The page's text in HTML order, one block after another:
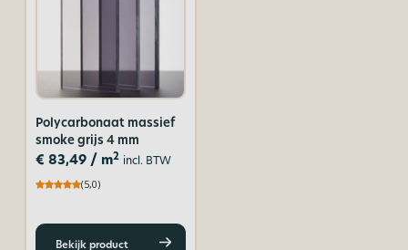
Polycarbonaat massief
smoke grijs 4 mm
€ 83,49/ m2 incl. BTW
(5,0)
Bekijk product